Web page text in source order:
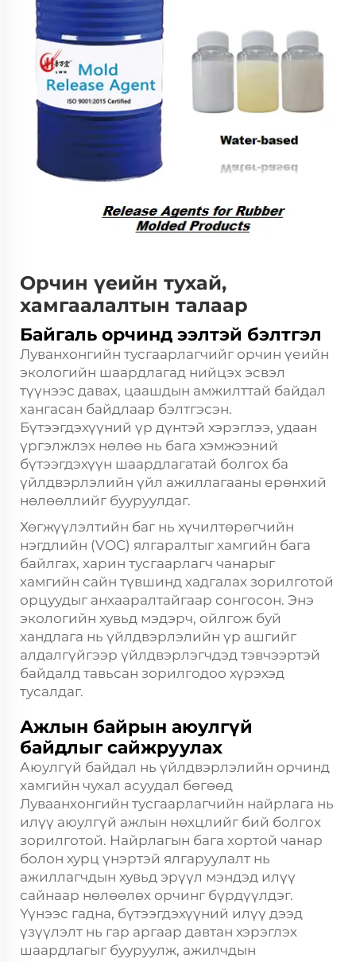
Орчин үеийн тухай,
хамгаалалтын талаар
Байгаль орчинд ээлтэй бэлтгэл
Луванхонгийн тусгаарлагчийг орчин үеийн
экологийн шаардлагад нийцэх эсвэл
түүнээс давах, цаашдын амжилттай байдал
хангасан байдлаар бэлтгэсэн.
Бүтээгдэхүүний үр дүнтэй хэрэглээ, удаан
үргэлжлэх нөлөө нь бага хэмжээний
бүтээгдэхүүн шаардлагатай болгох ба
үйлдвэрлэлийн үйл ажиллагааны ерөнхий
нөлөөллийг бууруулдаг.
Хөгжүүлэлтийн баг нь хүчилтөрөгчийн
нэгдлийн (VOC) ялгаралтыг хамгийн бага
байлгах, харин тусгаарлагч чанарыг
хамгийн сайн түвшинд хадгалах зорилготой
орцуудыг анхааралтайгаар сонгосон. Энэ
экологийн хувьд мэдэрч, ойлгож буй
хандлага нь үйлдвэрлэлийн үр ашгийг
алдалгүйгээр үйлдвэрлэгчдэд тэвчээртэй
байдалд тавьсан зорилгодоо хүрэхэд
тусалдаг.
Ажлын байрын аюулгүй
байдлыг сайжруулах
Аюулгүй байдал нь үйлдвэрлэлийн орчинд
хамгийн чухал асуудал бөгөөд
Луваанхонгийн тусгаарлагчийн найрлага нь
илүү аюулгүй ажлын нөхцлийг бий болгох
зорилготой. Найрлагын бага хортой чанар
болон хурц үнэртэй ялгаруулалт нь
ажиллагчдын хувьд эрүүл мэндэд илүү
сайнаар нөлөөлөх орчинг бүрдүүлдэг.
Үүнээс гадна, бүтээгдэхүүний илүү дээд
үзүүлэлт нь гар аргаар давтан хэрэглэх
шаардлагыг бууруулж, ажилчдын